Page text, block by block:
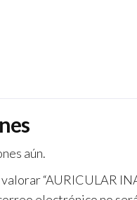
aún.
“AURICULAR